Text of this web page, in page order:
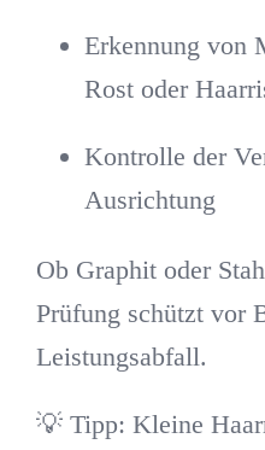
Erkennung von
Rost oder
Kontrolle der
Ausrichtung
Ob Graphit oder
Prüfung schützt vor
Leistungsabfall.
💡 Tipp: Kleine